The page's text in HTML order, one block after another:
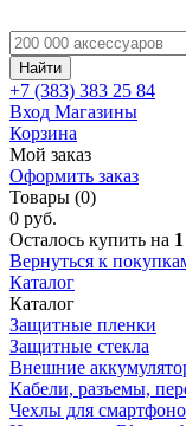
Найти
+7 (383) 383 25 84
Вход Магазины
Корзина
Мой заказ
Оформить заказ
Товары (0)
0 руб.
Осталось купить на
Вернуться к
Каталог
Каталог
Защитные пленки
Защитные стекла
Внешние
Кабели, разъемы,
Чехлы для